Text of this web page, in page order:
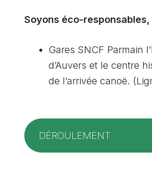
Soyons éco-responsables,
Gares SNCF Parmain
d’Auvers et le centre
de l’arrivée canoë.
DÉROULEMENT